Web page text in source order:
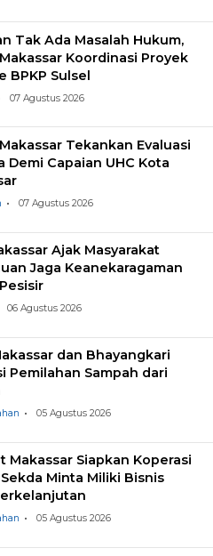
Tak Ada Masalah Hukum,
Koordinasi Proyek
BPKP Sulsel
07 Agustus 2026
Tekankan Evaluasi
Demi Capaian UHC Kota
07 Agustus 2026
Ajak Masyarakat
Jaga Keanekaragaman
06 Agustus 2026
dan Bhayangkari
Pemilahan Sampah dari
05 Agustus 2026
Makassar Siapkan Koperasi
Minta Miliki Bisnis
05 Agustus 2026